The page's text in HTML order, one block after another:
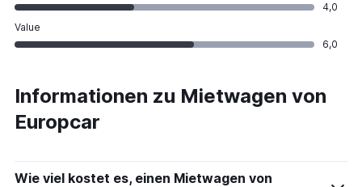
4,0
Value
6,0
Informationen zu Mietwagen von
Europcar
Wie viel kostet es, einen Mietwagen von